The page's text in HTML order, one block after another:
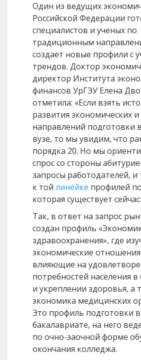
Один из ведущих
Российской Федерации
специалистов и ученых по
традиционным
создает новые профили с
трендов. Доктор
директор Института
финансов УрГЭУ Елена
отметила: «Если взять
развития экономических
направлений подготовки
вузе, то мы увидим, что
порядка 20. Но мы
спрос со стороны
запросы работодателей,
к той линейке профилей
которая существует
Так, в ответ на запрос
создан профиль
здравоохранения», где
экономические
влияющие на
потребностей населения в
и укреплении здоровья, а
экономика медицинских
Это профиль подготовки в
бакалавриате, на него
по очно-заочной форме
окончания колледжа.